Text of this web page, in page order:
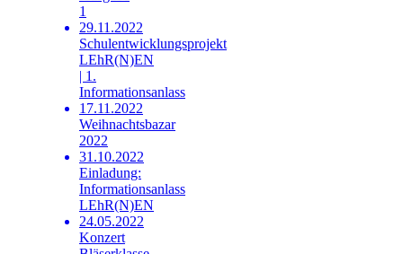
1
29.11.2022
Schulentwicklungsprojekt
LEhR(N)EN
| 1.
Informationsanlass
17.11.2022
Weihnachtsbazar
2022
31.10.2022
Einladung:
Informationsanlass
LEhR(N)EN
24.05.2022
Konzert